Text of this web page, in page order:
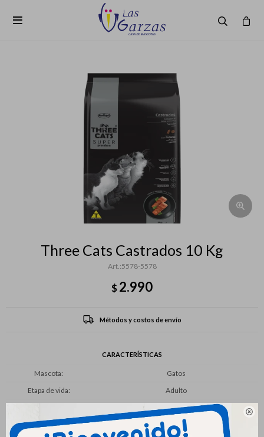


Three Cats Castrados 10 Kg
5578-5578
$2.990
Métodos y costos de envío
CARACTERÍSTICAS
Mascota
Gatos
Etapa de vida
Adulto
Productos que te pueden interesar